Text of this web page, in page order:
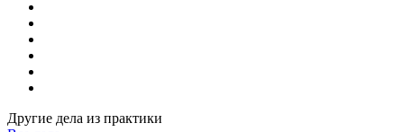
Другие дела из практики